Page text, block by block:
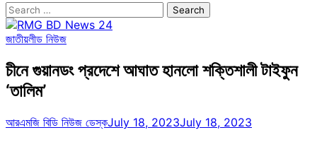
Search
for:
জাতীয়লীড নিউজ
চীনে গুয়ানডং প্রদেশে আঘাত হানলো শক্তিশালী টাইফুন
‘তালিম’
আরএমজি বিডি নিউজ ডেস্কJuly 18, 2023July 18, 2023